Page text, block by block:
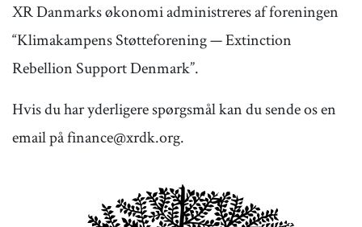
XR Danmarks økonomi administreres af foreningen
“Klimakampens Støtteforening — Extinction
Rebellion Support Denmark”.
Hvis du har yderligere spørgsmål kan du sende os en
email på finance@xrdk.org.